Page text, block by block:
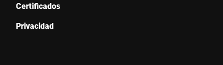
Certificados
Privacidad